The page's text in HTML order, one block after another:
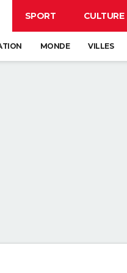
SPORT CULTURE
MONDE VILLES